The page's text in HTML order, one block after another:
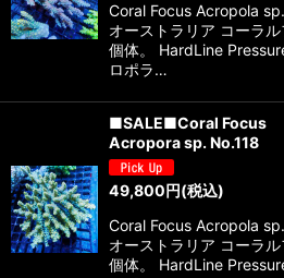
Coral Focus Acropola
オーストラリア コーラ
個体。 HardLine
ロポラ…
■SALE■Coral Focus
Acropora sp. No.118
49,800円(税込)
Coral Focus Acropola
オーストラリア コーラ
個体。 HardLine